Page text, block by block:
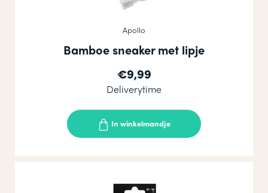
Apollo
Bamboe sneaker met lipje
€9,99
Deliverytime
In winkelmandje